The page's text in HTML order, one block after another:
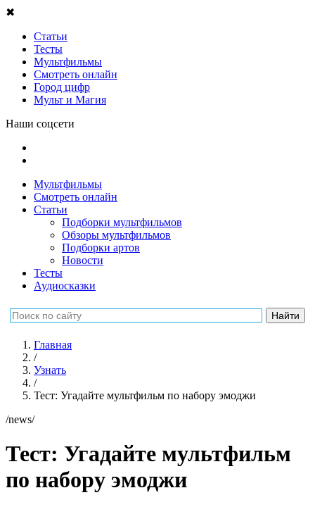
✖
Статьи
Тесты
Мультфильмы
Смотреть онлайн
Город цифр
Мульт и Магия
Наши соцсети
Мультфильмы
Смотреть онлайн
Статьи
Подборки мультфильмов
Обзоры мультфильмов
Подборки артов
Новости
Тесты
Аудиосказки
Главная
/
Узнать
/
Тест: Угадайте мультфильм по набору эмоджи
/news/
Тест: Угадайте мультфильм
по набору эмоджи